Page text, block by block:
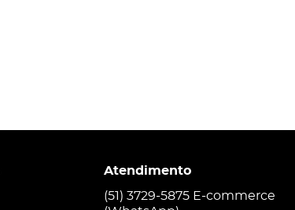
Atendimento
(51) 3729-5875 E-commerce